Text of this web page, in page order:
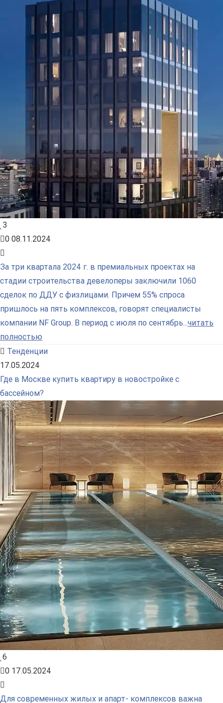
3
0 08.11.2024
За три квартала 2024 г. в премиальных проектах на
стадии строительства девелоперы заключили 1060
сделок по ДДУ с физлицами. Причем 55% спроса
пришлось на пять комплексов, говорят специалисты
компании NF Group. В период с июля по сентябрь...читать
полностью
Тенденции
17.05.2024
Где в Москве купить квартиру в новостройке с
бассейном?
6
0 17.05.2024
Для современных жилых и апарт- комплексов важна